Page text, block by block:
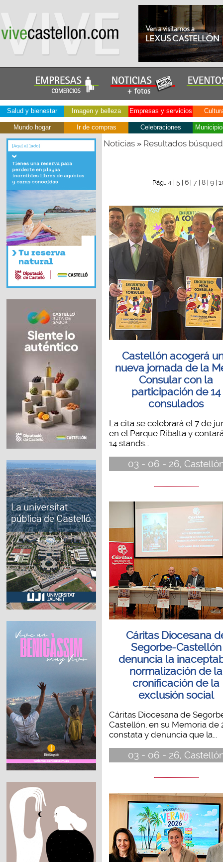
Salud y bienestar Imagen y belleza Empresas y servicios
Mundo hogar Ir de compras Celebraciones
Noticias» Resultados
Pág.: 4| 5| 6| 7| 8| 9|
Castellón acogerá
nueva jornada de la
Consular con la
participación de 14
consulados
La cita se celebrará el 7 de
en el Parque Ribalta y
14 stands...
03 - 06 - 26,
Cáritas Diocesana
Segorbe-Castellón
denuncia la
normalización de la
cronificación de la
exclusión social
Cáritas Diocesana de
Castellón, en su Memoria de
constata y denuncia que la...
03 - 06 - 26,